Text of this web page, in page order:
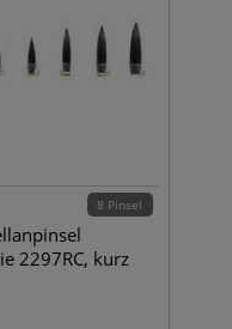
8 Pinsel
2297RC, kurz